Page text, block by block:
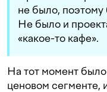
не было, поэтому
Не было и
«какое-то кафе».
На тот момент
ценовом сегменте,